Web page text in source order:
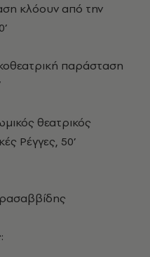
κλόουν από την
παράσταση
θεατρικός
Ρέγγες, 50’
: